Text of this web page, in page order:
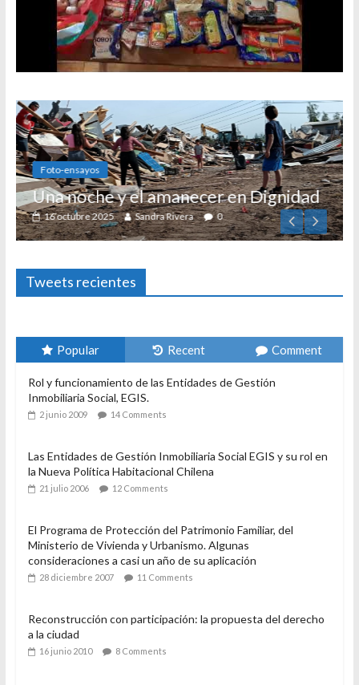
Foto-ensayos
Una noche y el amanecer en Dignidad
16 octubre 2025 Sandra Rivera 0
Tweets recientes
Popular Recent Comment
Rol y funcionamiento de las Entidades de Gestión
Inmobiliaria Social, EGIS.
2 junio 2009 14 Comments
Las Entidades de Gestión Inmobiliaria Social EGIS y su rol en
la Nueva Política Habitacional Chilena
21 julio 2006 12 Comments
El Programa de Protección del Patrimonio Familiar, del
Ministerio de Vivienda y Urbanismo. Algunas
consideraciones a casi un año de su aplicación
28 diciembre 2007 11 Comments
Reconstrucción con participación: la propuesta del derecho
a la ciudad
16 junio 2010 8 Comments